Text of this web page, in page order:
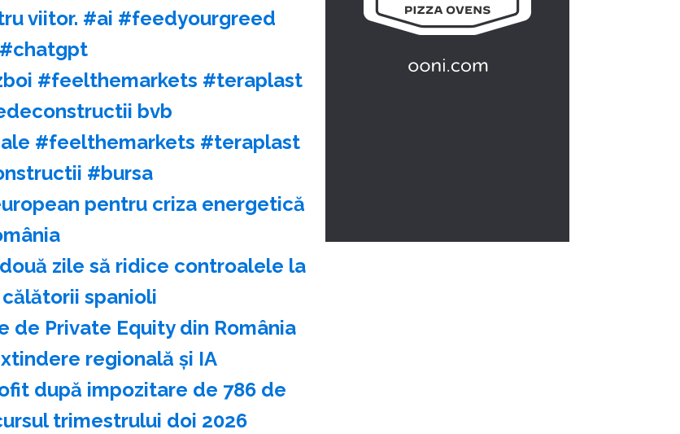
viitor. #ai #feedyourgreed
#feelthemarkets #teraplast
bvb
#feelthemarkets #teraplast
#bursa
pentru criza energetică
zile să ridice controalele la
spanioli
de Private Equity din România
regională şi IA
după impozitare de 786 de
trimestrului doi 2026